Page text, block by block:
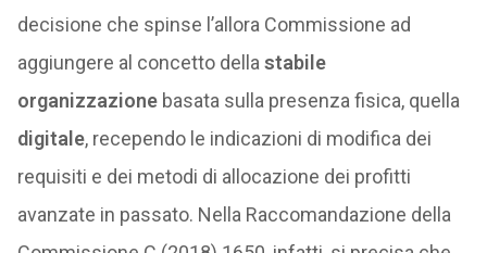
decisione che spinse l’allora Commissione ad
aggiungere al concetto della stabile
organizzazionebasata sulla presenza fisica, quella
digitale, recependo le indicazioni di modifica dei
requisiti e dei metodi di allocazione dei profitti
avanzate in passato. Nella Raccomandazione della